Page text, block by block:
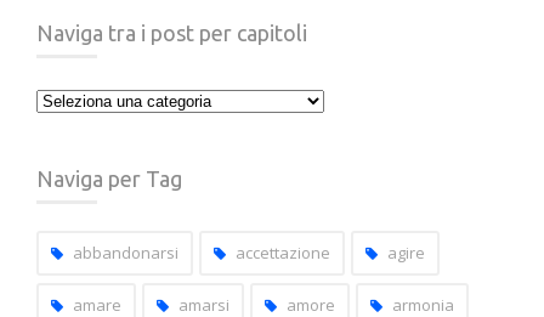
Naviga tra i post per capitoli
Naviga
post
capitoli
Naviga per Tag
abbandonarsi accettazione agire
amare amarsi amore armonia